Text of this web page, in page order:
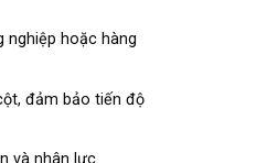
nghiệp hoặc hàng
đảm bảo tiến độ